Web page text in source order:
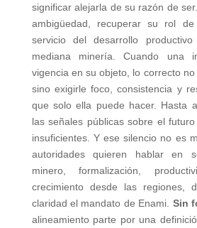
significar alejarla de su razón de
ambigüedad, recuperar su rol
servicio del desarrollo
mediana minería. Cuando una
vigencia en su objeto, lo correcto no
sino exigirle foco, consistencia y
que solo ella puede hacer. Hasta
las señales públicas sobre el
insuficientes. Y ese silencio no es
autoridades quieren hablar en
minero, formalización,
crecimiento desde las regiones,
claridad el mandato de Enami. Sin
alineamiento parte por una